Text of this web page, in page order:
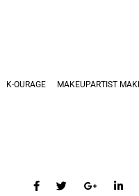
K-OURAGE MAKEUPARTIST